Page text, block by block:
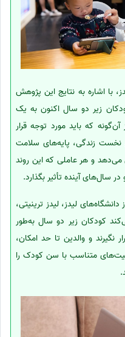
با اشاره به نتایج این پژوهش
زیر دو سال اکنون به یک
که باید مورد توجه قرار
نخست زندگی، پایه‌های سلامت
و هر عاملی که این روند
سال‌های آینده تأثیر بگذارد.
لیدز، لیدز ترینیتی،
کودکان زیر دو سال به‌طور
و والدین تا حد امکان،
متناسب با سن کودک را